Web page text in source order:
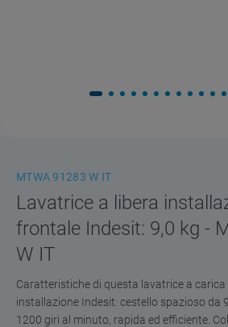
MTWA 91283 W IT
Lavatrice a libera
frontale Indesit: 9,0 kg -
W IT
Caratteristiche di questa lavatrice a
installazione Indesit: cestello spazioso da
1200 giri al minuto, rapida ed efficiente.